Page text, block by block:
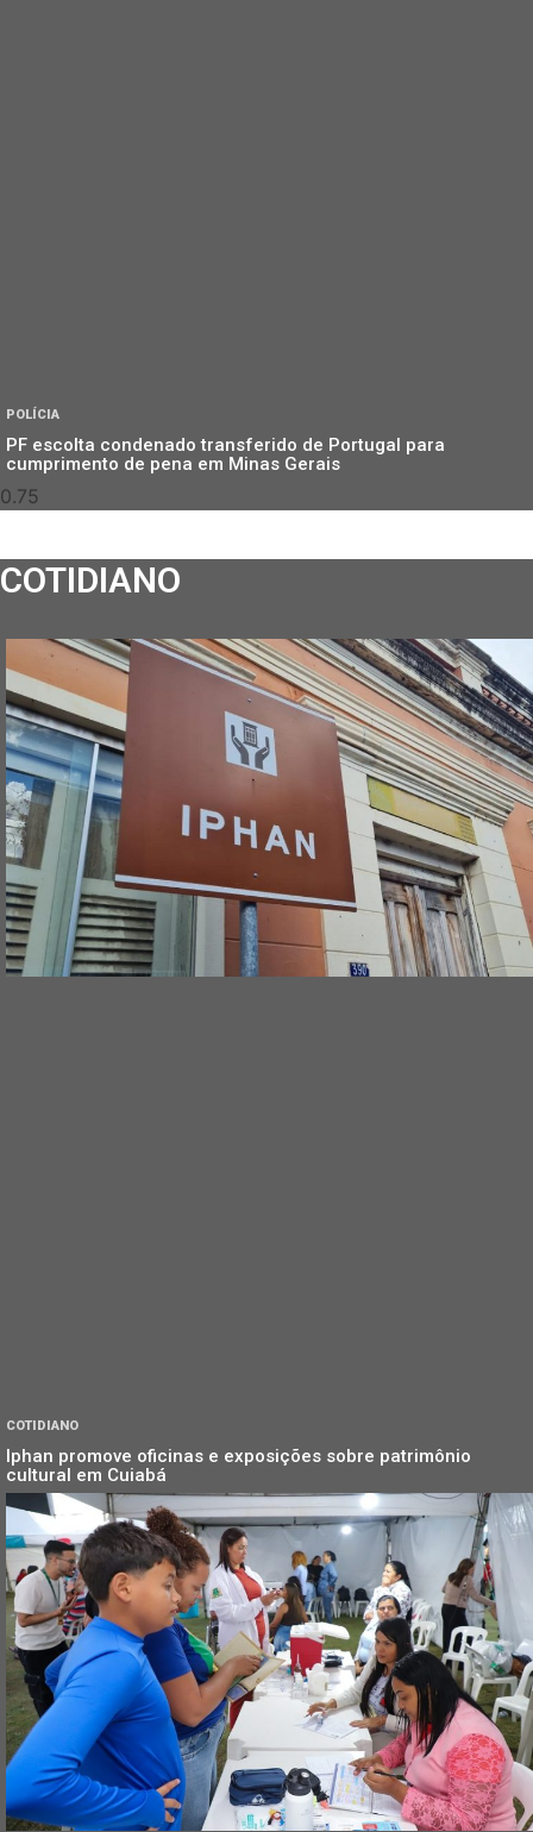
POLÍCIA
PF escolta condenado transferido de Portugal para
cumprimento de pena em Minas Gerais
COTIDIANO
COTIDIANO
Iphan promove oficinas e exposições sobre patrimônio
cultural em Cuiabá